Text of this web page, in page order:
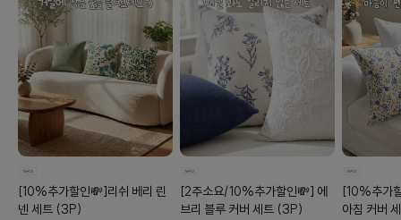
바솜
[10%추가할인💸]리쉬 베리 린
넨 세트 (3P)
[2주소요/10%추가할인💸] 에
브리 블루 커버 세트 (3P)
[10%추가
아침 커버